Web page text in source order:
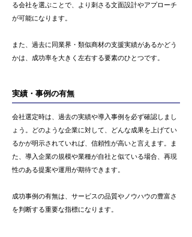
る会社を選ぶことで、より刺さる文面設計やアプローチ
が可能になります。
また、過去に同業界・類似商材の支援実績があるかどう
かは、成功率を大きく左右する要素のひとつです。
実績・事例の有無
会社選定時は、過去の実績や導入事例を必ず確認しまし
ょう。どのような企業に対して、どんな成果を上げてい
るかが明示されていれば、信頼性が高いと言えます。ま
た、導入企業の規模や業種が自社と似ている場合、再現
性のある提案や運用が期待できます。
成功事例の有無は、サービスの品質やノウハウの豊富さ
を判断する重要な指標になります。